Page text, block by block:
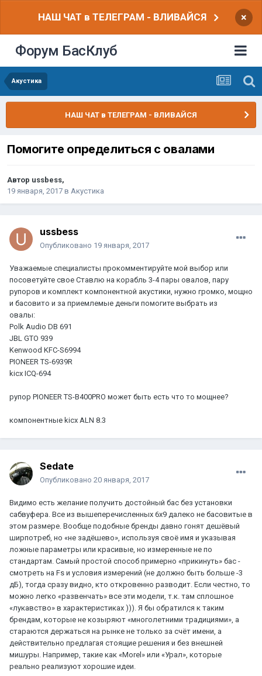
НАШ ЧАТ в ТЕЛЕГРАМ - ВЛИВАЙСЯ ×
Форум БасКлуб
Акустика
НАШ ЧАТ в ТЕЛЕГРАМ - ВЛИВАЙСЯ
Помогите определиться с овалами
Автор ussbess,
19 января, 2017 в Акустика
ussbess
Опубликовано 19 января, 2017
Уважаемые специалисты прокомментируйте мой выбор или
посоветуйте свое Ставлю на корабль 3-4 пары овалов, пару
рупоров и комплект компонентной акустики, нужно громко, мощно
и басовито и за приемлемые деньги помогите выбрать из
овалы:
Polk Audio DB 691
JBL GTO 939
Kenwood KFC-S6994
PIONEER TS-6939R
kicx ICQ-694
рупор PIONEER TS-B400PRO может быть есть что то мощнее?
компонентные kicx ALN 8.3
Sedate
Опубликовано 20 января, 2017
Видимо есть желание получить достойный бас без установки
сабвуфера. Все из вышеперечисленных 6х9 далеко не басовитые в
этом размере. Вообще подобные бренды давно гонят дешёвый
ширпотреб, но «не задёшево», используя своё имя и указывая
ложные параметры или красивые, но измеренные не по
стандартам. Самый простой способ примерно «прикинуть» бас -
смотреть на Fs и условия измерений (не должно быть больше -3
дБ), тогда сразу видно, кто откровенно разводит. Если честно, то
можно легко «развенчать» все эти модели, т.к. там сплошное
«лукавство» в характеристиках ))). Я бы обратился к таким
брендам, которые не козыряют «многолетними традициями», а
стараются держаться на рынке не только за счёт имени, а
действительно предлагая стоящие решения и без внешней
мишуры. Например, такие как «Morel» или «Урал», которые
реально реализуют хорошие идеи.